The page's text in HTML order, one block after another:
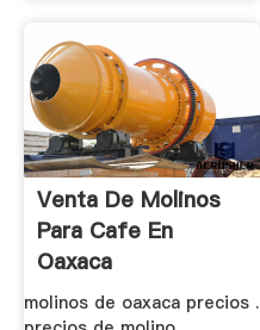
Venta De Molinos
Para Cafe En
Oaxaca
molinos de oaxaca precios .